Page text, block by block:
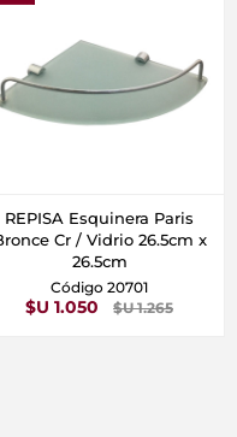
REPISA Esquinera Paris
Cr / Vidrio 26.5cm x
26.5cm
Código 20701
$U 1.050 $U 1.265